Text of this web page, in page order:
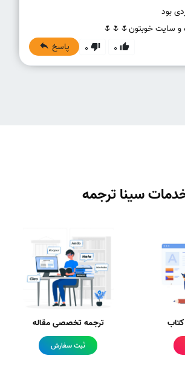
و سایت خوبتون🌷🌷🌷
0
0 پاسخ
سینا ترجمه
ترجمه تخصصی مقاله
ثبت سفارش